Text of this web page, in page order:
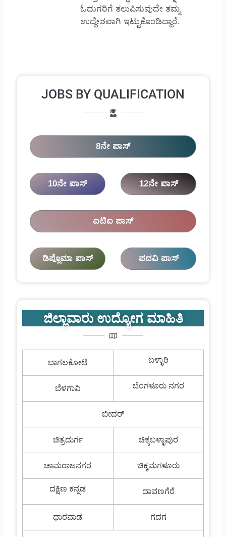
ಓದುಗರಿಗೆ ತಲುಪಿಸುವುದೇ ತಮ್ಮ
ಉದ್ದೇಶವಾಗಿ ಇಟ್ಟುಕೊಂಡಿದ್ದಾರೆ.
JOBS BY QUALIFICATION
8ನೇ ಪಾಸ್
10ನೇ ಪಾಸ್ 12ನೇ ಪಾಸ್
ಐಟಿಐ ಪಾಸ್
ಡಿಪ್ಲೊಮಾ ಪಾಸ್ ಪದವಿ ಪಾಸ್
ಜಿಲ್ಲಾವಾರು ಉದ್ಯೋಗ ಮಾಹಿತಿ
ಬಾಗಲಕೋಟೆ ಬಳ್ಳಾರಿ
ಬೆಳಗಾವಿ ಬೆಂಗಳೂರು ನಗರ
ಬೀದರ್
ಚಿತ್ರದುರ್ಗ ಚಿಕ್ಕಬಳ್ಳಾಪುರ
ಚಾಮರಾಜನಗರ ಚಿಕ್ಕಮಗಳೂರು
ದಕ್ಷಿಣ ಕನ್ನಡ ದಾವಣಗೆರೆ
ಧಾರವಾಡ ಗದಗ